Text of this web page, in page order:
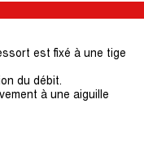
est fixé à une tige
du débit.
à une aiguille